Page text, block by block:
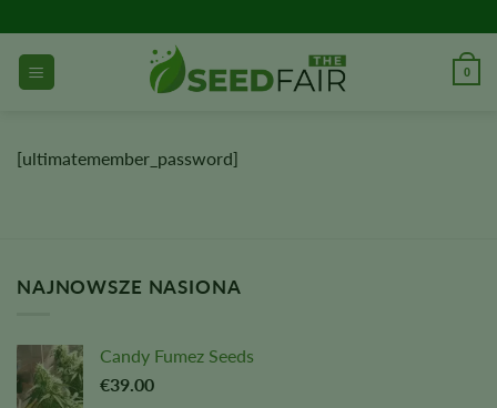
do
treści
0
[ultimatemember_password]
NAJNOWSZE NASIONA
Candy Fumez Seeds
€39.00